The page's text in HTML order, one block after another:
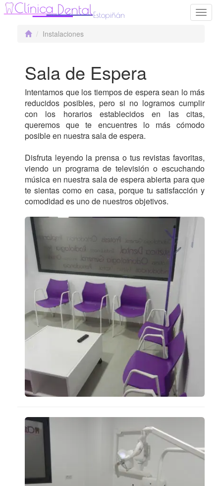
Toggle
Instalaciones
Sala de Espera
Intentamos que los tiempos de espera sean lo más
reducidos posibles, pero si no logramos cumplir
con los horarios establecidos en las citas,
queremos que te encuentres lo más cómodo
posible en nuestra sala de espera.
Disfruta leyendo la prensa o tus revistas favoritas,
viendo un programa de televisión o escuchando
música en nuestra sala de espera abierta para que
te sientas como en casa, porque tu satisfacción y
comodidad es uno de nuestros objetivos.